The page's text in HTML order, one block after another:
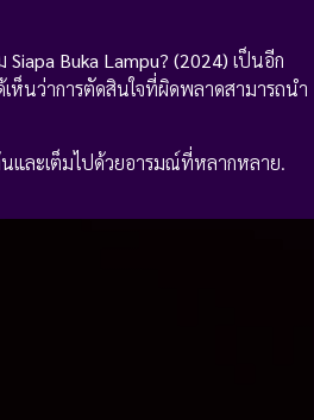
Siapa Buka Lampu? (2024) เป็นอีก
ห็นว่าการตัดสินใจที่ผิดพลาดสามารถนำ
และเต็มไปด้วยอารมณ์ที่หลากหลาย.